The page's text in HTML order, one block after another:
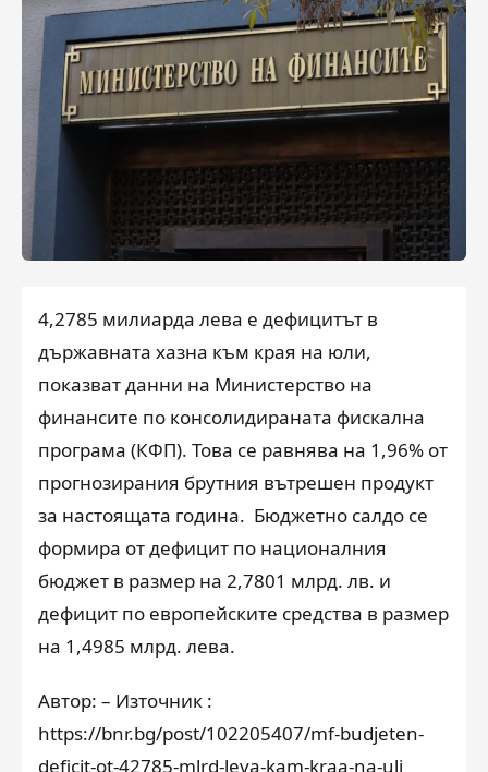
4,2785 милиарда лева е дефицитът в
държавната хазна към края на юли,
показват данни на Министерство на
финансите по консолидираната фискална
програма (КФП). Това се равнява на 1,96% от
прогнозирания брутния вътрешен продукт
за настоящата година. Бюджетно салдо се
формира от дефицит по националния
бюджет в размер на 2,7801 млрд. лв. и
дефицит по европейските средства в размер
на 1,4985 млрд. лева.
Автор: – Източник :
https://bnr.bg/post/102205407/mf-budjeten-
deficit-ot-42785-mlrd-leva-kam-kraa-na-uli